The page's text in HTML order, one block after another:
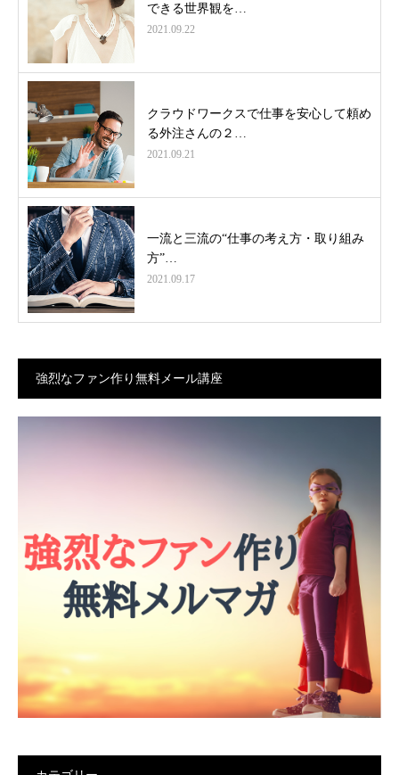
できる世界観を…
2021.09.22
クラウドワークスで仕事を安心して頼め
る外注さんの２…
2021.09.21
一流と三流の“仕事の考え方・取り組み
方”…
2021.09.17
強烈なファン作り無料メール講座